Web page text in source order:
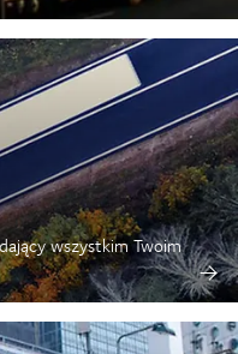
wszystkim Twoim